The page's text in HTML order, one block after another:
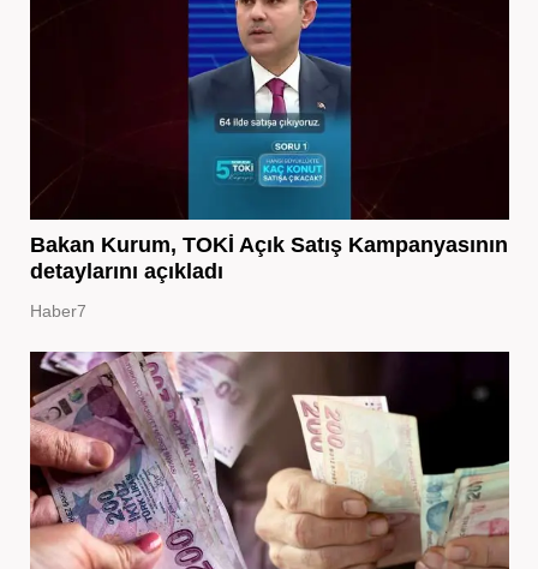
Bakan Kurum, TOKİ Açık Satış Kampanyasının
detaylarını açıkladı
Haber7